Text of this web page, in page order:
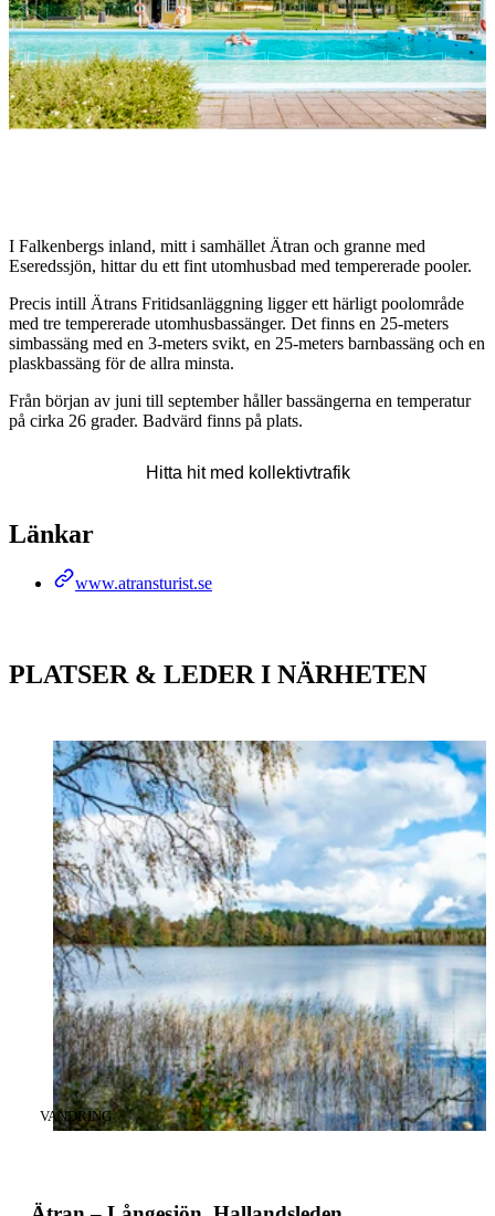
I Falkenbergs inland, mitt i samhället Ätran och granne med
Eseredssjön, hittar du ett fint utomhusbad med tempererade pooler.
Precis intill Ätrans Fritidsanläggning ligger ett härligt poolområde
med tre tempererade utomhusbassänger. Det finns en 25-meters
simbassäng med en 3-meters svikt, en 25-meters barnbassäng och en
plaskbassäng för de allra minsta.
Från början av juni till september håller bassängerna en temperatur
på cirka 26 grader. Badvärd finns på plats.
Hitta hit med kollektivtrafik
Länkar
www.atransturist.se
PLATSER & LEDER I NÄRHETEN
KATEGORI:
VANDRING